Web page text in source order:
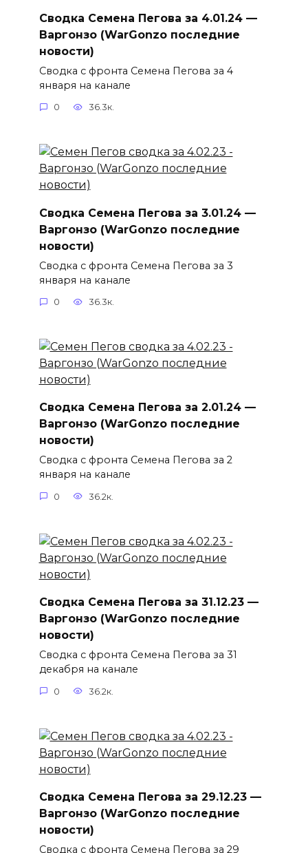
Сводка Семена Пегова за 4.01.24 —
Варгонзо (WarGonzo последние
новости)
Сводка с фронта Семена Пегова за 4
января на канале
0 36.3к.
Сводка Семена Пегова за 3.01.24 —
Варгонзо (WarGonzo последние
новости)
Сводка с фронта Семена Пегова за 3
января на канале
0 36.3к.
Сводка Семена Пегова за 2.01.24 —
Варгонзо (WarGonzo последние
новости)
Сводка с фронта Семена Пегова за 2
января на канале
0 36.2к.
Сводка Семена Пегова за 31.12.23 —
Варгонзо (WarGonzo последние
новости)
Сводка с фронта Семена Пегова за 31
декабря на канале
0 36.2к.
Сводка Семена Пегова за 29.12.23 —
Варгонзо (WarGonzo последние
новости)
Сводка с фронта Семена Пегова за 29